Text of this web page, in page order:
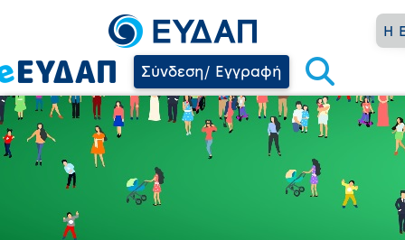
Η
Σύνδεση/ Εγγραφή